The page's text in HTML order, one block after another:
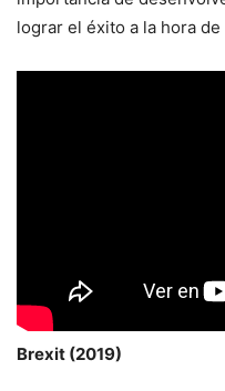
lograr el éxito a la hora
Brexit (2019)